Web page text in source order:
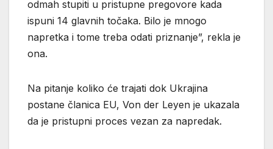
odmah stupiti u pristupne pregovore kada
ispuni 14 glavnih točaka. Bilo je mnogo
napretka i tome treba odati priznanje”, rekla je
ona.
Na pitanje koliko će trajati dok Ukrajina
postane članica EU, Von der Leyen je ukazala
da je pristupni proces vezan za napredak.